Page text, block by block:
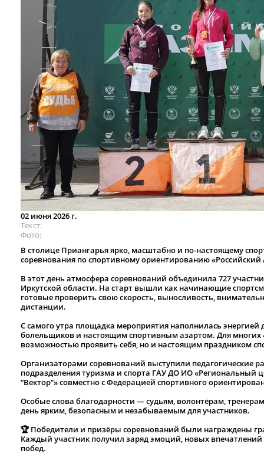
02 июня 2026 г.
Текст
Фото
В столице Приангарья ярко, масштабно и по-настоящему
соревнования по спортивному ориентированию «Российский
В этот день атмосфера соревнований объединила 727
Иркутской области. На старт вышли как начинающие
готовые проверить свою скорость, выносливость,
дистанции.
С самого утра площадка мероприятия наполнилась
болельщиков и настоящим спортивным азартом. Для многих
возможностью проявить себя, но и настоящим праздником
Организаторами соревнований выступили педагогические
подразделения туризма и спорта ГАУ ДО ИО «Региональный
“Вектор”» совместно с Федерацией спортивного
Особые слова благодарности — судьям, волонтёрам,
день ярким, безопасным и незабываемым для участников.
🏆 Победители и призёры соревнований были награждены
Каждый участник получил заряд эмоций, новых
побед.